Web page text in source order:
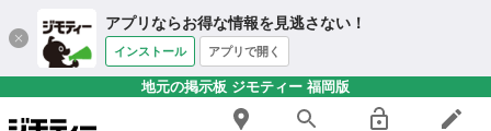
アプリならお得な情報を見逃さない！
インストール アプリで開く
地元の掲示板 ジモティー 福岡版